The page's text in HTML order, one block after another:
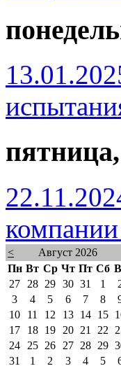
<
Август 2026
Пн Вт Ср Чт Пт Сб
27
28 29 30 31 1
3
4 5 6 7 8
10
11 12 13 14 15
17
18 19 20 21 22
24
25 26 27 28 29
31
1 2 3 4 5